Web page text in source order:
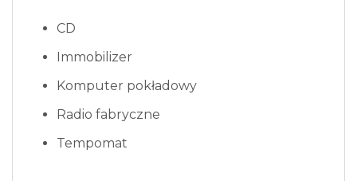
CD
Immobilizer
Komputer pokładowy
Radio fabryczne
Tempomat